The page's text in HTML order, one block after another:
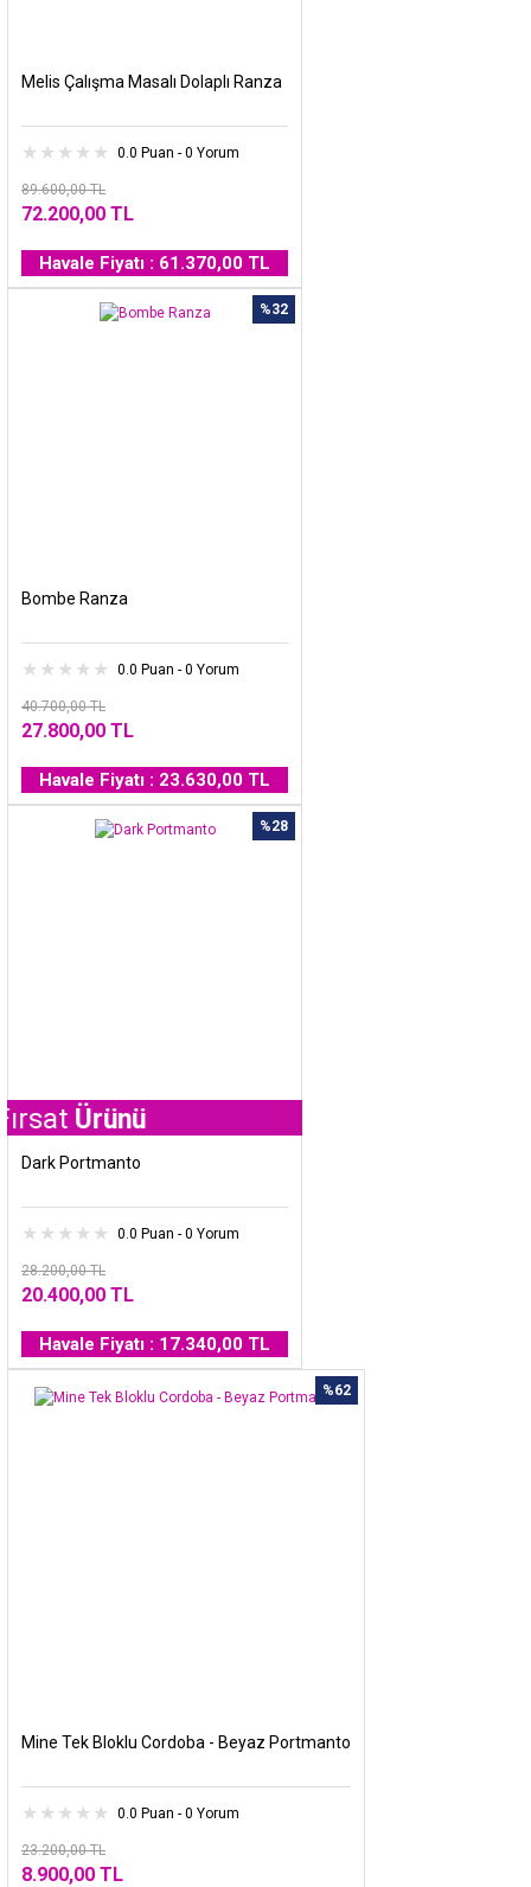
Melis Çalışma Masalı Dolaplı Ranza
0.0 Puan - 0 Yorum
89.600,00 TL
72.200,00 TL
Havale Fiyatı : 61.370,00 TL
%32
Bombe Ranza
0.0 Puan - 0 Yorum
40.700,00 TL
27.800,00 TL
Havale Fiyatı : 23.630,00 TL
%28
Dark Portmanto
0.0 Puan - 0 Yorum
28.200,00 TL
20.400,00 TL
Havale Fiyatı : 17.340,00 TL
%62
Mine Tek Bloklu Cordoba - Beyaz Portmanto
0.0 Puan - 0 Yorum
23.200,00 TL
8.900,00 TL